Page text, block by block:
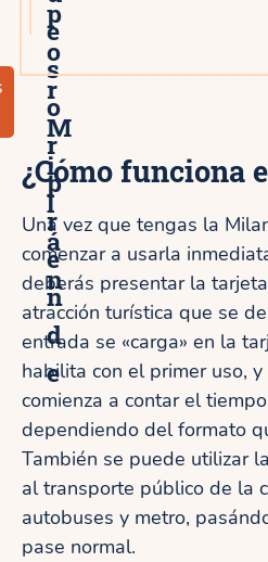
p
o
r
M
i
l
á
n
e
s
o
r
p
r
e
n
d
e
¿Cómo funciona
Una vez que tengas la
comenzar a usarla
deberás presentar la
atracción turística que se
entrada se «carga» en la
habilita con el primer uso,
comienza a contar el
dependiendo del formato
También se puede utilizar
al transporte público de la
autobuses y metro,
pase normal.